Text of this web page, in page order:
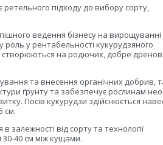
підходу до вибору сорту,
ведення бізнесу на вирощуванні
роль у рентабельності кукурудзяного
на родючих, добре
та внесення органічних добрив,
ґрунту та забезпечує рослинам
Посів кукурудзи здійснюється
см.
залежності від сорту та технології
40 см між кущами.